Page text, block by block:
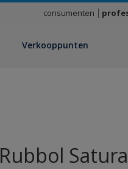
consumenten
Verkooppunten
Rubbol Satura